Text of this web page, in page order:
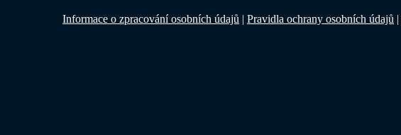
Informace o zpracování osobních údajů | Pravidla ochrany osobních údajů |